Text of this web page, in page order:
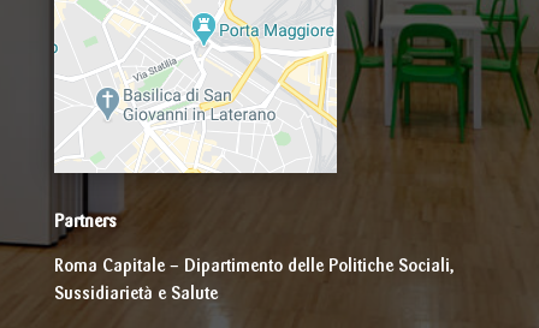
Partners
Roma Capitale – Dipartimento delle Politiche Sociali,
Sussidiarietà e Salute